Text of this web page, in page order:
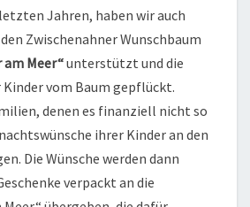
Jahren, haben wir auch
Zwischenahner Wunschbaum
am Meer“unterstützt und die
Kinder vom Baum gepflückt.
denen es finanziell nicht so
ihrer Kinder an den
Die Wünsche werden dann
verpackt an die